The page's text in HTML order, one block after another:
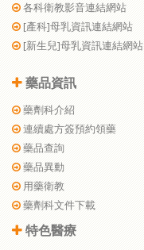
各科衛教影音連結網站
[產科]母乳資訊連結網站
[新生兒]母乳資訊連結網站
藥品資訊
藥劑科介紹
連續處方簽預約領藥
藥品查詢
藥品異動
用藥衛教
藥劑科文件下載
特色醫療